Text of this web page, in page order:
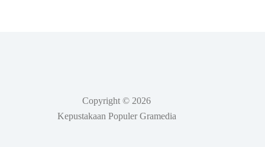
Copyright © 2026
Kepustakaan Populer Gramedia